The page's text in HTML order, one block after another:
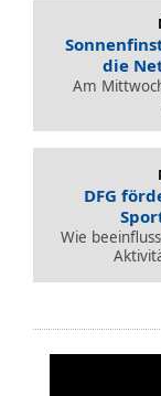
die
Am
DFG
Wie